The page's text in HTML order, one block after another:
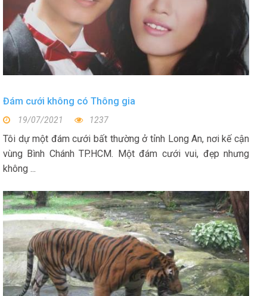
Đám cưới không có Thông gia
19/07/2021 1237
Tôi dự một đám cưới bất thường ở tỉnh Long An, nơi kế cận
vùng Bình Chánh TP.HCM. Một đám cưới vui, đẹp nhưng
không ...